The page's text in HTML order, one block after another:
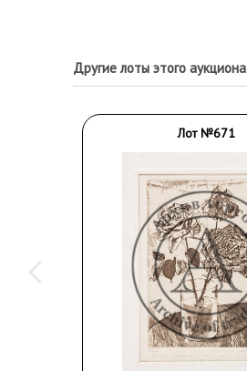
Другие лоты этого аукциона
Лот №671